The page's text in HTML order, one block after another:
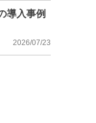
導入事例
2026/07/23